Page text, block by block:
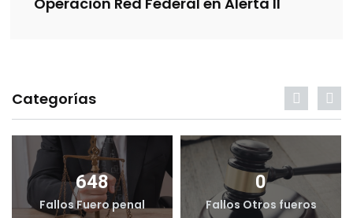
Categorías
648
Fallos Fuero penal
0
Fallos Otros fueros